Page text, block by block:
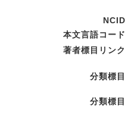
NCID
本文言語コード
著者標目リンク
分類標目
分類標目